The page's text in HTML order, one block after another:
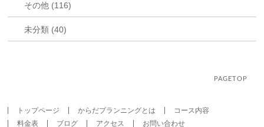
その他 (116)
未分類 (40)
PAGETOP
トップページ からだプランニングとは
コース内容
料金表
ブログ アクセス お問い合わせ